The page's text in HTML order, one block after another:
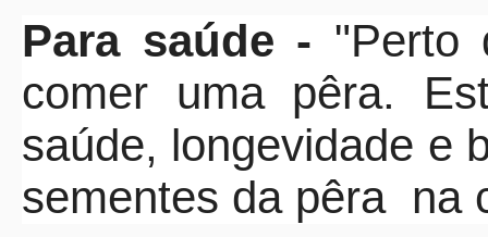
Para saúde - "Perto
comer uma pêra.
saúde, longevidade e
sementes da pêra na